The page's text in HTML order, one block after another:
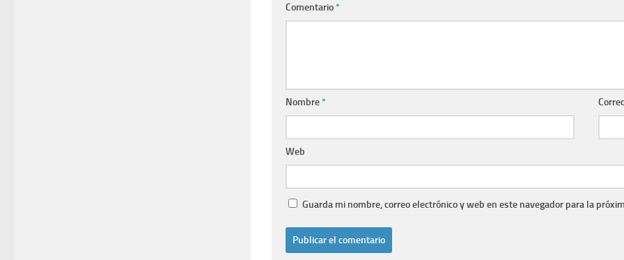
Comentario*
Nombre*
Web
Guarda mi nombre, correo electrónico y web en este navegador para la